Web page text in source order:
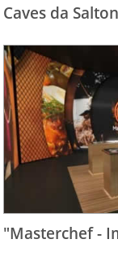
Caves da
"Masterchef -